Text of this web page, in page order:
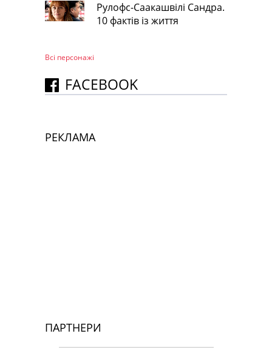
Рулофс-Саакашвілі Сандра.
10 фактів із життя
Всі персонажi
FACEBOOK
РЕКЛАМА
ПАРТНЕРИ